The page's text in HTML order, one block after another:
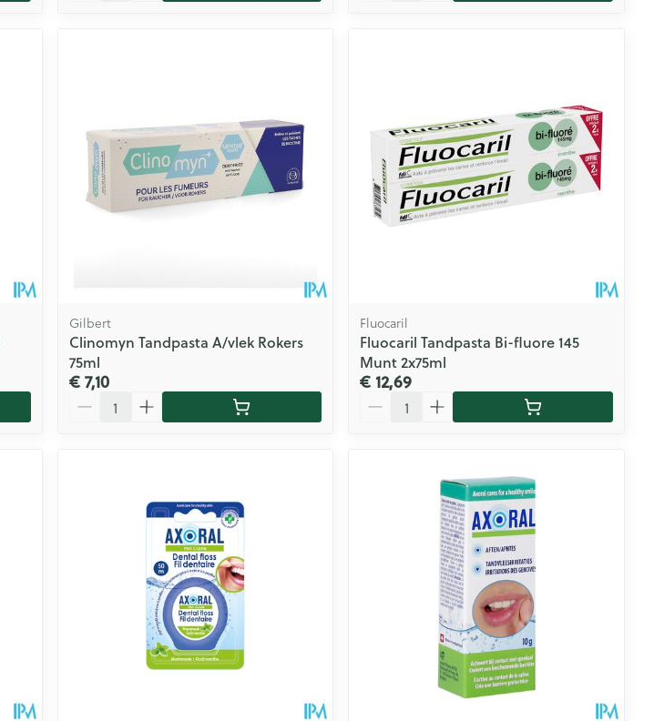
Gilbert
Clinomyn Tandpasta A/vlek Rokers
75ml
€ 7,10
Fluocaril
Fluocaril Tandpasta Bi-fluore 145
Munt 2x75ml
€ 12,69